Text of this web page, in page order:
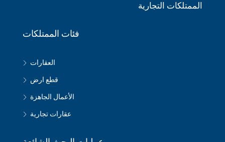
الممتلكات التجارية
فئات الممتلكات
العقارات
قطع ارض
الأعمال الجاهزة
عقارات تجارية